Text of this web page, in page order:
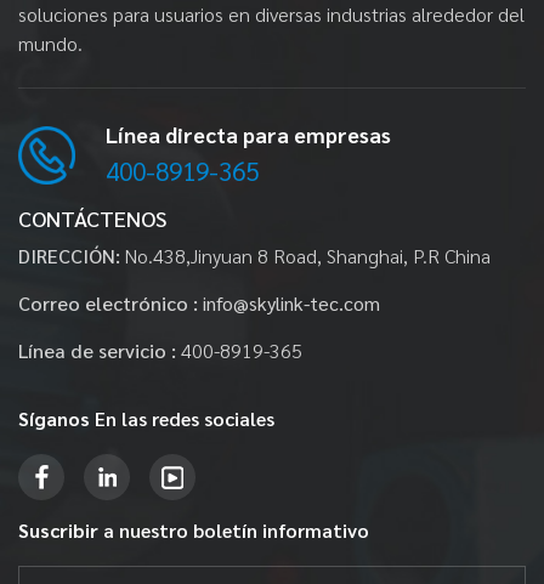
soluciones para usuarios en diversas industrias alrededor del
mundo.
Línea directa para empresas
400-8919-365
CONTÁCTENOS
DIRECCIÓN: No.438,Jinyuan 8 Road, Shanghai, P.R China
Correo electrónico : info@skylink-tec.com
Línea de servicio : 400-8919-365
Síganos En las redes sociales
Suscribir a nuestro boletín informativo